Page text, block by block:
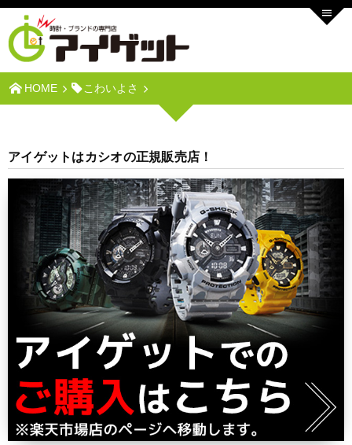
HOME こわいよさ
アイゲットはカシオの正規販売店！